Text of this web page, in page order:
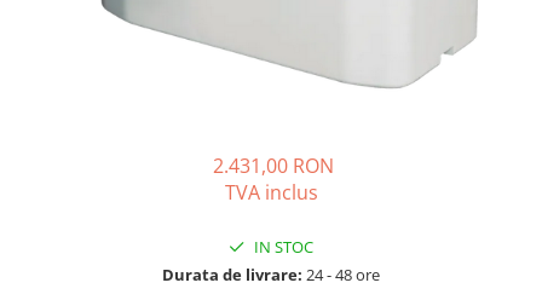
Generatoare de abur
Distribuitoare si butelii de
Vase de expansiune termice
Detectoare si regulatoare de gaz si
Producere apa calda menajera
2.431,00 RON
TVA inclus
IN STOC
Durata de livrare: 24 - 48 ore